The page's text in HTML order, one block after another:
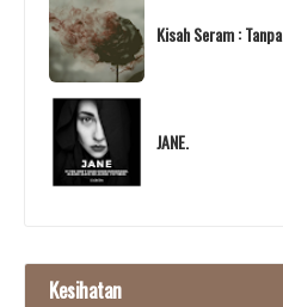
Kisah Seram : Tanpa
JANE.
Kesihatan